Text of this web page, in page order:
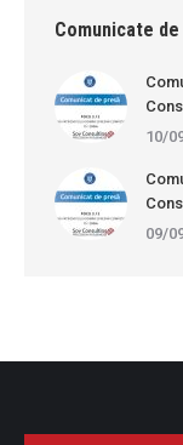
Comunicate
10/
09/